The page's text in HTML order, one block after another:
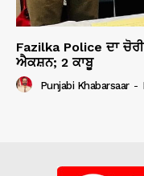
Fazilka Police ਦਾ
ਐਕਸ਼ਨ; 2 ਕਾਬੂ
Punjabi Khabarsaar -